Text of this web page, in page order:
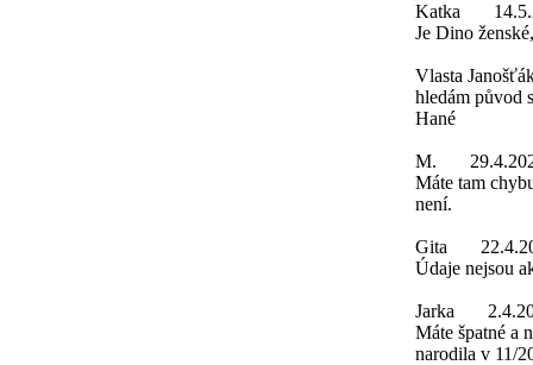
Katka
Je Dino
Vlasta
hledám původ
Hané
M.
Máte tam
není.
Gita
Údaje nejsou
Jarka
Máte špatné a
narodila v 11/